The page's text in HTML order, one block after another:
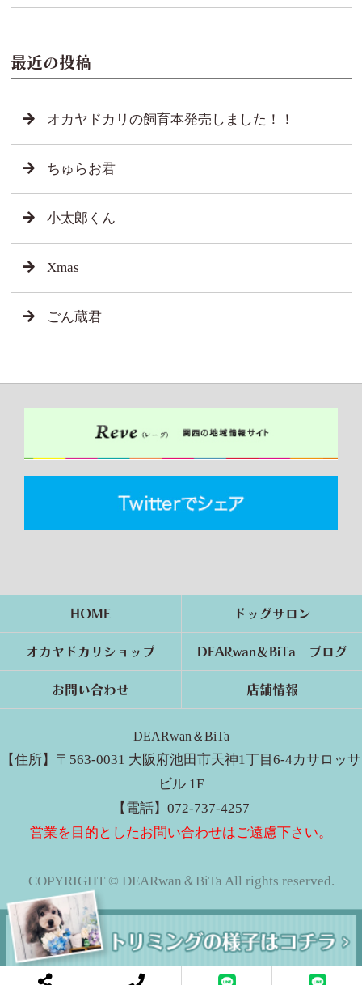
最近の投稿
オカヤドカリの飼育本発売しました！！
ちゅらお君
小太郎くん
Xmas
ごん蔵君
HOME ドッグサロン
オカヤドカリショップ DEARwan＆BiTa ブログ
お問い合わせ 店舗情報
DEARwan＆BiTa
【住所】〒563-0031 大阪府池田市天神1丁目6-4カサロッサ
ビル 1F
【電話】072-737-4257
営業を目的としたお問い合わせはご遠慮下さい。
COPYRIGHT © DEARwan＆BiTa All rights reserved.